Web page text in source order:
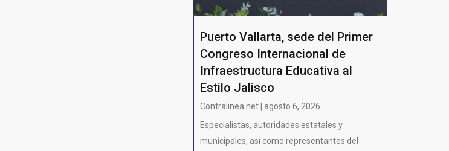
Puerto Vallarta, sede del Primer
Congreso Internacional de
Infraestructura Educativa al
Estilo Jalisco
Contralinea net | agosto 6, 2026
Especialistas, autoridades estatales y
municipales, así como representantes del